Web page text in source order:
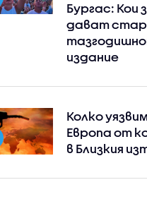
Бургас: Кои
дават
издание
Колко
Европа от
в Близкия